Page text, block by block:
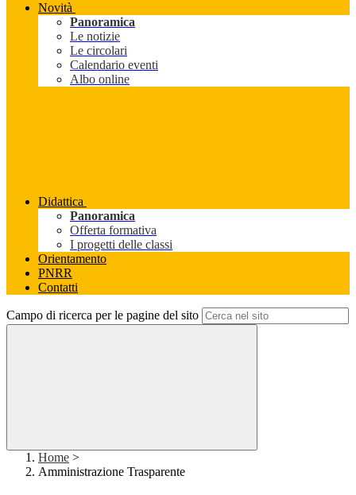
Novità
Panoramica
Le notizie
Le circolari
Calendario eventi
Albo online
Didattica
Panoramica
Offerta formativa
I progetti delle classi
Orientamento
PNRR
Contatti
Campo di ricerca per le pagine del sito
Home >
Amministrazione Trasparente